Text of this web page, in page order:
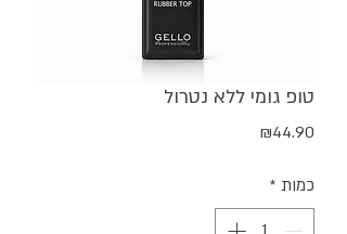
טופ גומי ללא נטרול
₪44.90
כמות *